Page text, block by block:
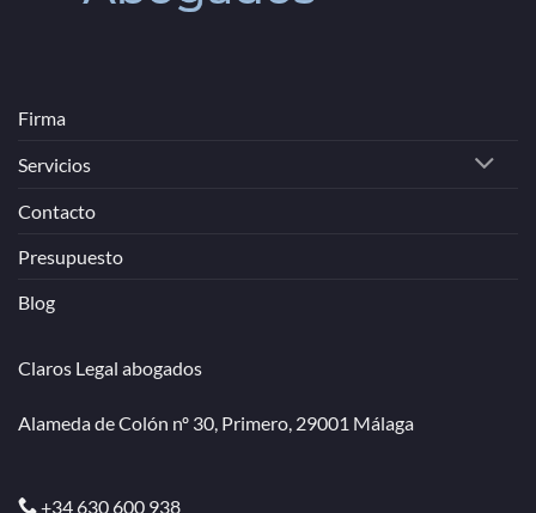
Firma
Servicios
Contacto
Presupuesto
Blog
Claros Legal abogados
Alameda de Colón nº 30, Primero, 29001 Málaga
+34 630 600 938